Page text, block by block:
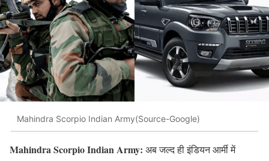
Mahindra Scorpio Indian Army(Source-Google)
Mahindra Scorpio Indian Army: अब जल्द ही इंडियन आर्मी में